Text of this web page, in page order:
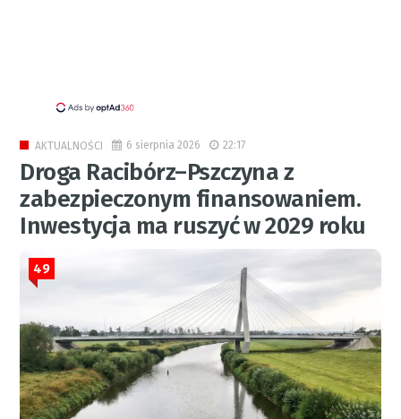
AKTUALNOŚCI 6 sierpnia 2026 22:17
Droga Racibórz–Pszczyna z
zabezpieczonym finansowaniem.
Inwestycja ma ruszyć w 2029 roku
49